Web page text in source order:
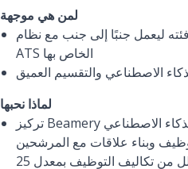
لمن هي موجهة
ليعمل جنبًا إلى جنب مع نظام
ATS الخاص بها
الاصطناعي والتقسيم العميق
لماذا نحبها
تركيز Beamery الدقيق على إدارة علاقات المواهب الاستباقية لا مثيل له. يوفر الذكاء الاصطناعي 'Talent Graph' الخاص به
وبناء علاقات مع المرشحين